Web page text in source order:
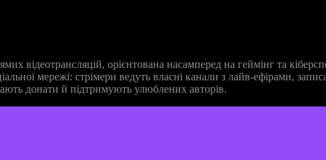
відеотрансляцій, орієнтована насамперед на геймінг та
мережі: стрімери ведуть власні канали з лайв‑ефірами,
донати й підтримують улюблених авторів.